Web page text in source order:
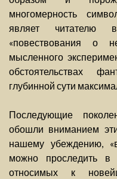
многомерность
являет читателю
«повествования о
мысленного
обстоятельствах
глубинной сути
Последующие
обошли вниманием
нашему убеждению,
можно проследить в
относимых к